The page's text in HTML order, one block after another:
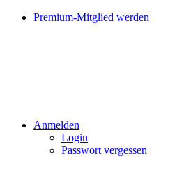
Premium-Mitglied werden
Anmelden
Login
Passwort vergessen